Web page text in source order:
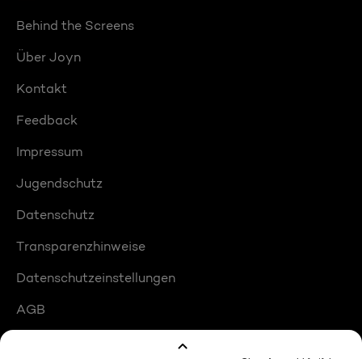
Behind the Screens
Über Joyn
Kontakt
Feedback
Impressum
Jugendschutz
Datenschutz
Transparenzhinweise
Datenschutzeinstellungen
AGB